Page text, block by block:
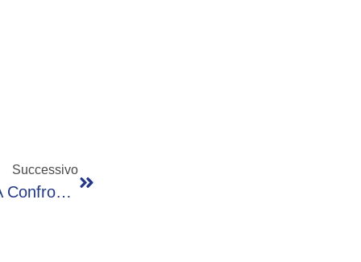
Successivo
Medicina, Radici (Sio): “Otorinolaringoiatri A Confronto Per Novità In Pratica Clinica”